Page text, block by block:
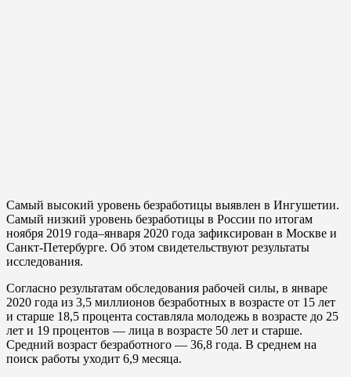
Самый высокий уровень безработицы выявлен в Ингушетии.
Самый низкий уровень безработицы в России по итогам
ноября 2019 года–января 2020 года зафиксирован в Москве и
Санкт-Петербурге. Об этом свидетельствуют результаты
исследования.
Согласно результатам обследования рабочей силы, в январе
2020 года из 3,5 миллионов безработных в возрасте от 15 лет
и старше 18,5 процента составляла молодежь в возрасте до 25
лет и 19 процентов — лица в возрасте 50 лет и старше.
Средний возраст безработного — 36,8 года. В среднем на
поиск работы уходит 6,9 месяца.